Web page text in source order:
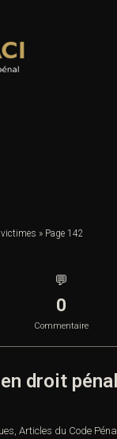
victimes » Page 142
💬
0
Commentaire
droit pénal
, Articles du Code Pénal